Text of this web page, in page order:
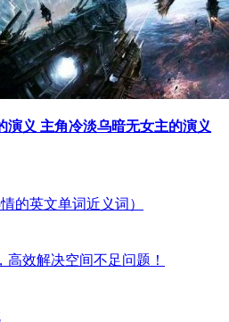
演义 主角冷淡乌暗无女主的演义
的英文单词近义词）
高效解决空间不足问题！